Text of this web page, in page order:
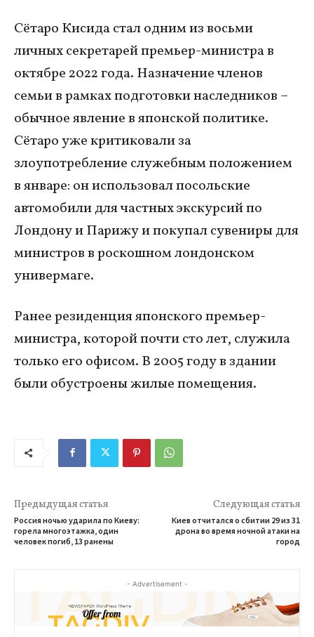
Сётаро Кисида стал одним из восьми
личных секретарей премьер-министра в
октябре 2022 года. Назначение членов
семьи в рамках подготовки наследников –
обычное явление в японской политике.
Сётаро уже критиковали за
злоупотребление служебным положением
в январе: он использовал посольские
автомобили для частных экскурсий по
Лондону и Парижу и покупал сувениры для
министров в роскошном лондонском
универмаге.
Ранее резиденция японского премьер-
министра, которой почти сто лет, служила
только его офисом. В 2005 году в здании
были обустроены жилые помещения.
Предыдущая статья
Россия ночью ударила по Киеву:
горела многоэтажка, один
человек погиб, 13 ранены
Следующая статья
Киев отчитался о сбитии 29 из 31
дрона во время ночной атаки на
город
- Advertisement -